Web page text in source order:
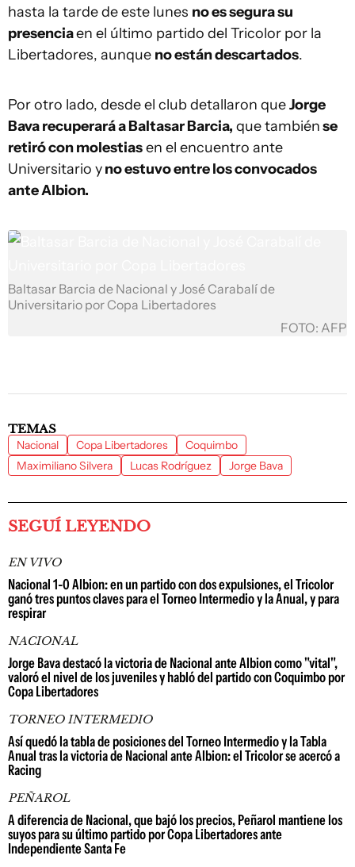
hasta la tarde de este lunes no es segura su
presenciaen el último partido del Tricolor por la
Libertadores, aunque no están descartados.
Por otro lado, desde el club detallaron queJorge
Bava recuperará a Baltasar Barcia, que tambiénse
retiró con molestiasen el encuentro ante
Universitario yno estuvo entre los convocados
ante Albion.
Baltasar Barcia de Nacional y José Carabalí de
Universitario por Copa Libertadores
FOTO: AFP
TEMAS
Nacional Copa Libertadores
Coquimbo
Maximiliano Silvera
Lucas Rodríguez Jorge Bava
SEGUÍ LEYENDO
EN VIVO
Nacional 1-0 Albion: en un partido con dos expulsiones, el Tricolor
ganó tres puntos claves para el Torneo Intermedio y la Anual, y para
respirar
NACIONAL
Jorge Bava destacó la victoria de Nacional ante Albion como "vital",
valoró el nivel de los juveniles y habló del partido con Coquimbo por
Copa Libertadores
TORNEO INTERMEDIO
Así quedó la tabla de posiciones del Torneo Intermedio y la Tabla
Anual tras la victoria de Nacional ante Albion: el Tricolor se acercó a
Racing
PEÑAROL
A diferencia de Nacional, que bajó los precios, Peñarol mantiene los
suyos para su último partido por Copa Libertadores ante
Independiente Santa Fe